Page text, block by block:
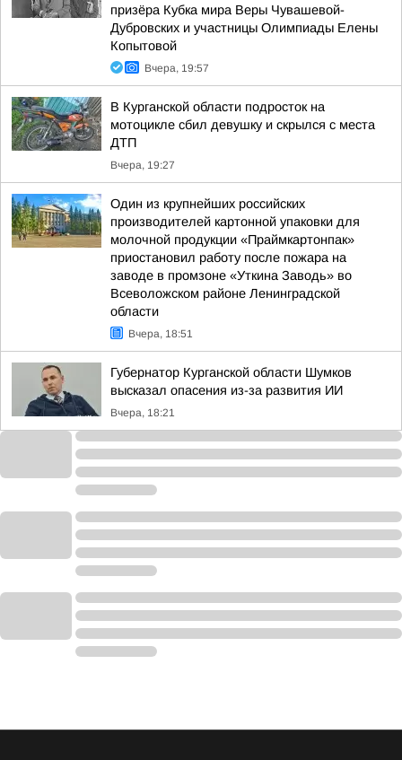
призёра Кубка мира Веры Чувашевой-
Дубровских и участницы Олимпиады Елены
Копытовой
Вчера, 19:57
В Курганской области подросток на
мотоцикле сбил девушку и скрылся с места
ДТП
Вчера, 19:27
Один из крупнейших российских
производителей картонной упаковки для
молочной продукции «Праймкартонпак»
приостановил работу после пожара на
заводе в промзоне «Уткина Заводь» во
Всеволожском районе Ленинградской
области
Вчера, 18:51
Губернатор Курганской области Шумков
высказал опасения из-за развития ИИ
Вчера, 18:21